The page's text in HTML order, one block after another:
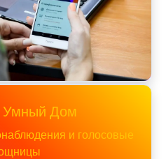
Умный Дом
и голосовые